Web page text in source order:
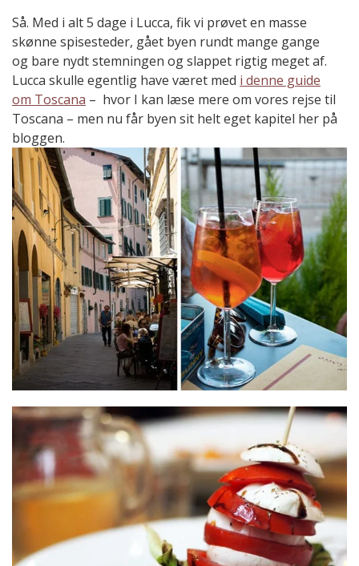
Så. Med i alt 5 dage i Lucca, fik vi prøvet en masse
skønne spisesteder, gået byen rundt mange gange
og bare nydt stemningen og slappet rigtig meget af.
Lucca skulle egentlig have været med i denne guide
om Toscana – hvor I kan læse mere om vores rejse til
Toscana – men nu får byen sit helt eget kapitel her på
bloggen.